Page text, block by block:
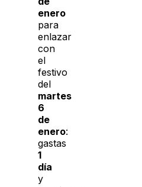
enero
para
enlazar
con
el
festivo
del
martes
6
de
enero:
gastas
1
día
y